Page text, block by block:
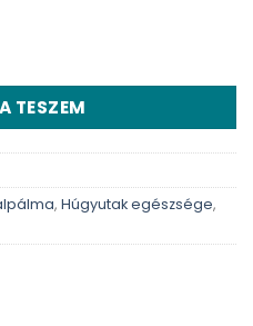
db kapszula mennyiség
TESZEM
, Húgyutak egészsége,